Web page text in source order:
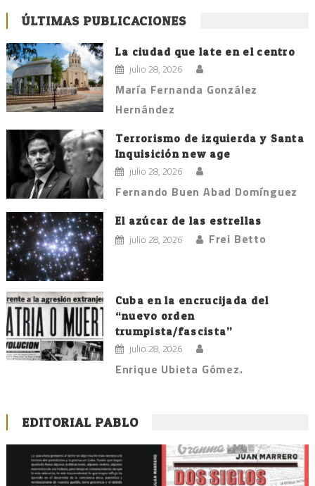
ÚLTIMAS PUBLICACIONES
La ciudad que late en el centro
julio 28, 2026
María Fernanda González
Hernández
Terrorismo de izquierda y Santa
Inquisición new age
julio 28, 2026
Fernando Buen Abad Domínguez
El azúcar de las estrellas
julio 28, 2026 Frei Betto
Cuba en la encrucijada del
“nuevo orden
trumpista/fascista”
julio 28, 2026
Enrique Ubieta Gómez.
EDITORIAL PABLO